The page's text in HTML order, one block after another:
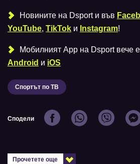
Новините на Dsport и във
YouTube, TikTok и Instagram!
Мобилният Аpp на Dsport вече е
Android и iOS
Спортът по ТВ
Сподели
Прочетете още